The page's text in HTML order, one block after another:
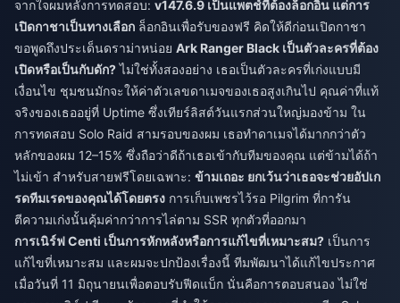
จากใจผมหลังการทดสอบ: v147.6.9 เป็นแพตช์ที่ต้องล็อกอิน แต่การ
เปิดกาชาเป็นทางเลือก ล็อกอินเพื่อรับของฟรี คิดให้ดีก่อนเปิดกาชา
ขอพูดถึงประเด็นดราม่าหน่อย Ark Ranger Black เป็นตัวละครที่ต้อง
เปิดหรือเป็นกับดัก?ไม่ใช่ทั้งสองอย่าง เธอเป็นตัวละครที่เก่งแบบมี
เงื่อนไข ชุมชนมักจะให้ค่าตัวเลขดาเมจของเธอสูงเกินไป คุณค่าที่แท้
จริงของเธออยู่ที่ Uptime ซึ่งเทียร์ลิสต์วันแรกส่วนใหญ่มองข้าม ใน
การทดสอบ Solo Raid สามรอบของผม เธอทำดาเมจได้มากกว่าตัว
หลักของผม 12–15% ซึ่งถือว่าดีถ้าเธอเข้ากับทีมของคุณ แต่ข้ามได้ถ้า
ไม่เข้า สำหรับสายฟรีโดยเฉพาะ: ข้ามเถอะ ยกเว้นว่าเธอจะช่วยอัปเก
รดทีมเรดของคุณได้โดยตรง การเก็บเพชรไว้รอ Pilgrim ที่การัน
ตีความเก่งนั้นคุ้มค่ากว่าการไล่ตาม SSR ทุกตัวที่ออกมา
การเนิร์ฟ Centi เป็นการหักหลังหรือการแก้ไขที่เหมาะสม? เป็นการ
แก้ไขที่เหมาะสม และผมจะปกป้องเรื่องนี้ ทีมพัฒนาได้แก้ไขประกาศ
เมื่อวันที่ 11 มิถุนายนเพื่อตอบรับฟีดแบ็ก นั่นคือการตอบสนอง ไม่ใช่